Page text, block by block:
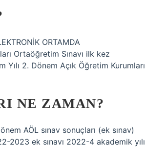
ORTAMDA
Ortaöğretim Sınavı ilk kez
2. Dönem Açık Öğretim Kurumları
NE ZAMAN?
AÖL sınav sonuçları (ek sınav)
2023 ek sınavı 2022-4 akademik yılı